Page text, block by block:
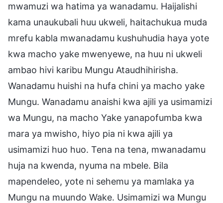
mwamuzi wa hatima ya wanadamu. Haijalishi
kama unaukubali huu ukweli, haitachukua muda
mrefu kabla mwanadamu kushuhudia haya yote
kwa macho yake mwenyewe, na huu ni ukweli
ambao hivi karibu Mungu Ataudhihirisha.
Wanadamu huishi na hufa chini ya macho yake
Mungu. Wanadamu anaishi kwa ajili ya usimamizi
wa Mungu, na macho Yake yanapofumba kwa
mara ya mwisho, hiyo pia ni kwa ajili ya
usimamizi huo huo. Tena na tena, mwanadamu
huja na kwenda, nyuma na mbele. Bila
mapendeleo, yote ni sehemu ya mamlaka ya
Mungu na muundo Wake. Usimamizi wa Mungu